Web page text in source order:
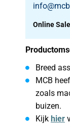
Online
Breed
MCB
zoals
buizen.
Kijk hier